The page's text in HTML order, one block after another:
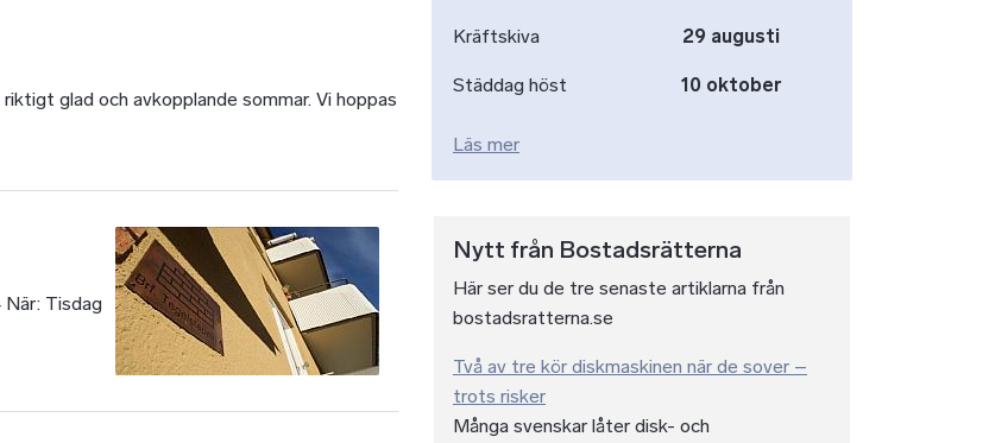
glad och avkopplande sommar. Vi hoppas
Tisdag
Kräftskiva 29 augusti
Städdag höst 10 oktober
Läs mer
Nytt från Bostadsrätterna
Här ser du de tre senaste artiklarna från
bostadsratterna.se
Två av tre kör diskmaskinen när de sover –
trots risker
Många svenskar låter disk- och